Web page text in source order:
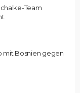
Team
mit Bosnien gegen